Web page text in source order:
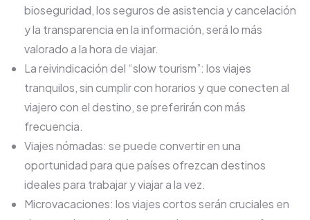
bioseguridad, los seguros de asistencia y cancelación
y la transparencia en la información, será lo más
valorado a la hora de viajar.
La reivindicación del “slow tourism”: los viajes
tranquilos, sin cumplir con horarios y que conecten al
viajero con el destino, se preferirán con más
frecuencia.
Viajes nómadas: se puede convertir en una
oportunidad para que países ofrezcan destinos
ideales para trabajar y viajar a la vez.
Microvacaciones: los viajes cortos serán cruciales en